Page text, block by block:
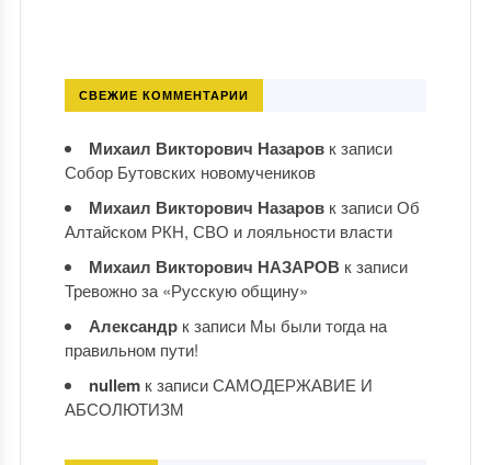
СВЕЖИЕ КОММЕНТАРИИ
Михаил Викторович Назаровк записи
Собор Бутовских новомучеников
Михаил Викторович Назаровк записиОб
Алтайском РКН, СВО и лояльности власти
Михаил Викторович НАЗАРОВ к записи
Тревожно за «Русскую общину»
Александрк записи Мы были тогда на
правильном пути!
nullemк записиСАМОДЕРЖАВИЕ И
АБСОЛЮТИЗМ